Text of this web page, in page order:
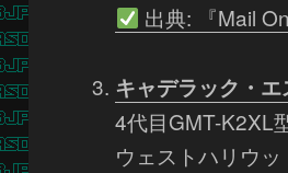
出典: 『Mail
キャデラック・
4代目GMT-K2XL
ウェストハリウ